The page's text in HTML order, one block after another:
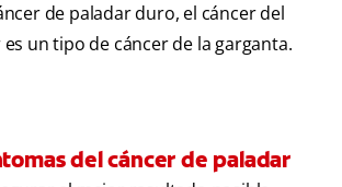
de paladar duro, el cáncer del
un tipo de cáncer de la garganta.
del cáncer de paladar